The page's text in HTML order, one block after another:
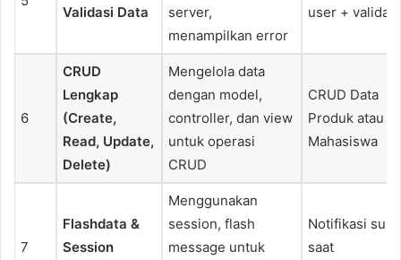
Validasi Data
server,
menampilkan error
user + validasi
6
CRUD
Lengkap
(Create,
Read, Update,
Delete)
Mengelola data
dengan model,
controller, dan view
untuk operasi
CRUD
CRUD Data
Produk atau
Mahasiswa
7
Flashdata &
Session
Menggunakan
session, flash
message untuk
Notifikasi
saat